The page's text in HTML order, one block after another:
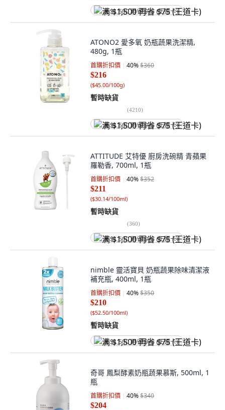
满 $1,500 再省 $75 (王道卡)
ATONO2 愛多氧 奶瓶蔬果洗潔精,
480g, 1瓶
首購折扣價 40%$360
$216
($45.00/100g)
暫時缺貨
(4210)
满 $1,500 再省 $75 (王道卡)
ATTITUDE 艾特優 廚房洗碗精 青蘋果
羅勒香, 700ml, 1瓶
首購折扣價 40%$352
$211
($30.14/100ml)
暫時缺貨
(360)
满 $1,500 再省 $75 (王道卡)
nimble 靈活寶貝 奶瓶蔬果除味清潔液
補充瓶, 400ml, 1瓶
首購折扣價 40%$350
$210
($52.50/100ml)
暫時缺貨
满 $1,500 再省 $75 (王道卡)
奇哥 鳳梨酵素奶瓶蔬果慕斯, 500ml, 1
瓶
首購折扣價 40%$340
$204